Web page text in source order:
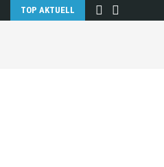
TOP AKTUELL